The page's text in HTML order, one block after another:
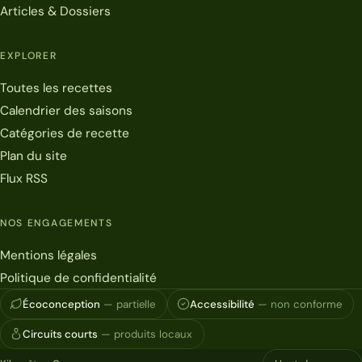
Articles & Dossiers
EXPLORER
Toutes les recettes
Calendrier des saisons
Catégories de recette
Plan du site
Flux RSS
NOS ENGAGEMENTS
Mentions légales
Politique de confidentialité
Écoconception — partielle Accessibilité — non conforme
Circuits courts — produits locaux